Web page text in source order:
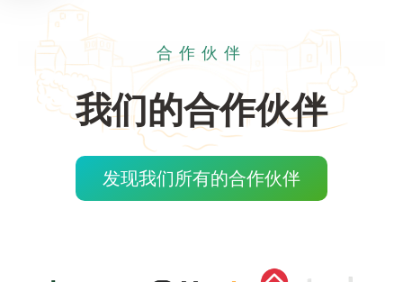
合作伙伴
我们的合作伙伴
发现我们所有的合作伙伴